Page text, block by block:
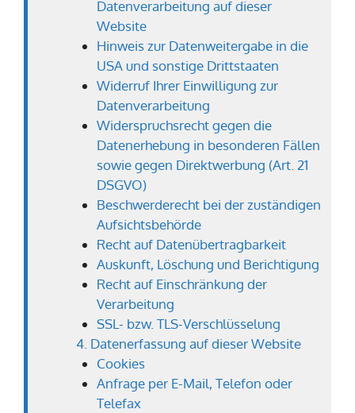
Datenverarbeitung auf dieser
Website
Hinweis zur Datenweitergabe in die
USA und sonstige Drittstaaten
Widerruf Ihrer Einwilligung zur
Datenverarbeitung
Widerspruchsrecht gegen die
Datenerhebung in besonderen Fällen
sowie gegen Direktwerbung (Art. 21
DSGVO)
Beschwerde­recht bei der zuständigen
Aufsichts­behörde
Recht auf Daten­übertrag­barkeit
Auskunft, Löschung und Berichtigung
Recht auf Einschränkung der
Verarbeitung
SSL- bzw. TLS-Verschlüsselung
4. Datenerfassung auf dieser Website
Cookies
Anfrage per E-Mail, Telefon oder
Telefax